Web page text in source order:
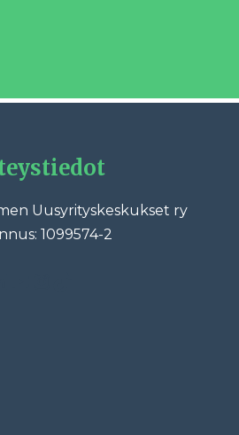
Uusyrityskeskukset ry
1099574-2